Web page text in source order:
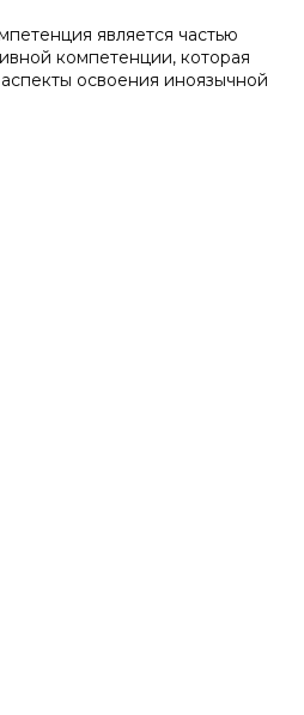
является частью
компетенции, которая
освоения иноязычной